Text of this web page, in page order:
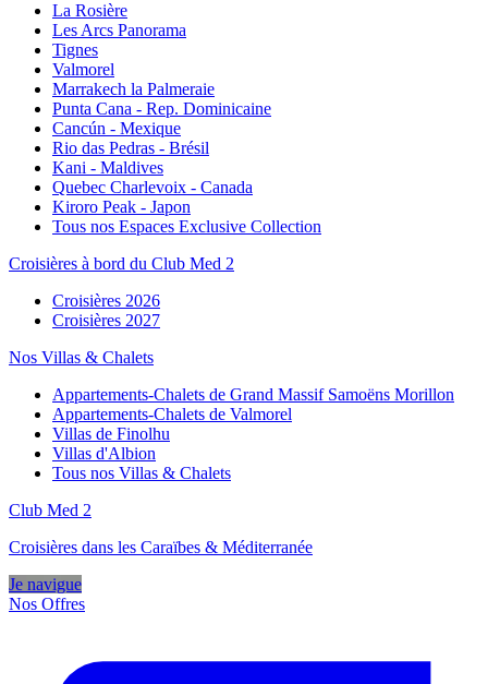
La Rosière
Les Arcs Panorama
Tignes
Valmorel
Marrakech la Palmeraie
Punta Cana - Rep. Dominicaine
Cancún - Mexique
Rio das Pedras - Brésil
Kani - Maldives
Quebec Charlevoix - Canada
Kiroro Peak - Japon
Tous nos Espaces Exclusive Collection
Croisières à bord du Club Med 2
Croisières 2026
Croisières 2027
Nos Villas & Chalets
Appartements-Chalets de Grand Massif Samoëns Morillon
Appartements-Chalets de Valmorel
Villas de Finolhu
Villas d'Albion
Tous nos Villas & Chalets
Club Med 2
Croisières dans les Caraïbes & Méditerranée
Je navigue
Nos Offres